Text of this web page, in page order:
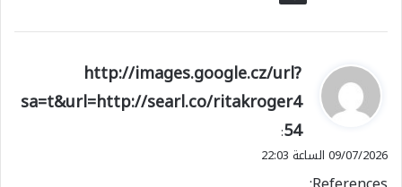
ي
ق
و
ل
http://images.google.cz/url?
sa=t&url=http://searl.co/ritakroger4
54
:
09/07/2026 الساعة 22:03